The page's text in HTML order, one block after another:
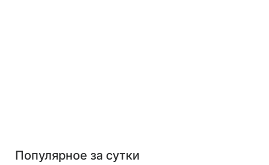
Популярное за сутки